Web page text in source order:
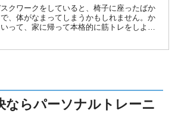
クワークをしていると、椅子に座ったばか
で、体がなまってしまうかもしれません。か
いって、家に帰って本格的に筋トレをしよう
ならパーソナルトレーニ